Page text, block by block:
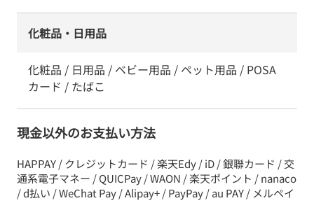
化粧品・日用品
化粧品 / 日用品 / ベビー用品 / ペット用品 / POSA
カード / たばこ
現金以外のお支払い方法
HAPPAY / クレジットカード / 楽天Edy / iD / 銀聯カード / 交
通系電子マネー / QUICPay / WAON / 楽天ポイント / nanaco
/ d払い / WeChat Pay / Alipay+ / PayPay / au PAY / メルペイ